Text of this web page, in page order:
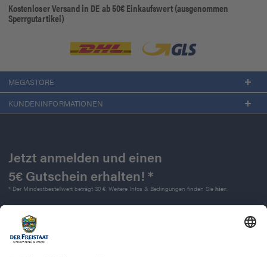
Kostenloser Versand in DE ab 50€ Einkaufswert (ausgenommen
Sperrgutartikel)
MEGASTORE
KUNDENINFORMATIONEN
Jetzt anmelden und einen
5€ Gutschein erhalten! *
* Der Mindestbestellwert beträgt 30 €. Weitere Infos & Bedingungen finden Sie hier.